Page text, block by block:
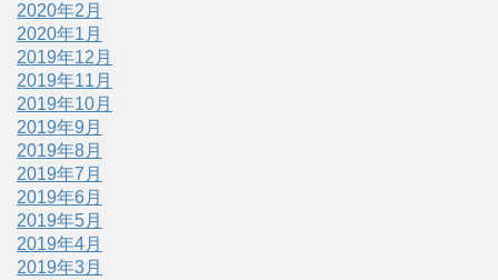
2020年2月
2020年1月
2019年12月
2019年11月
2019年10月
2019年9月
2019年8月
2019年7月
2019年6月
2019年5月
2019年4月
2019年3月